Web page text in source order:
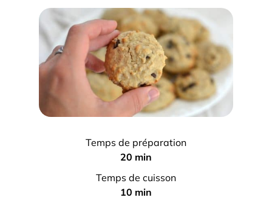
Temps de préparation
20 m
i
n
min
Temps de cuisson
10 m
min